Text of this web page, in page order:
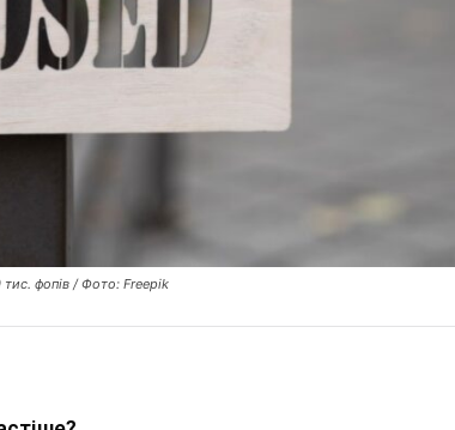
тис. фопів / Фото: Freepik